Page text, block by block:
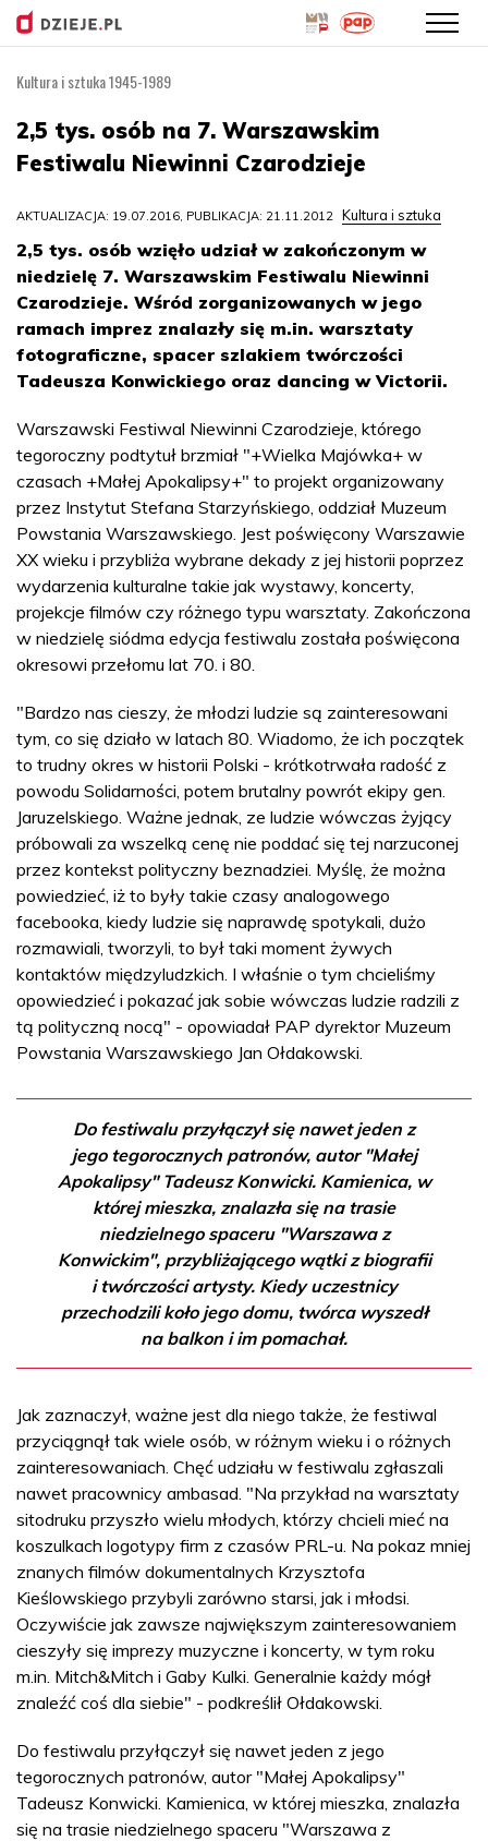
treści
Kultura i sztuka 1945-1989
2,5 tys. osób na 7. Warszawskim
Festiwalu Niewinni Czarodzieje
AKTUALIZACJA: 19.07.2016, PUBLIKACJA: 21.11.2012 Kultura i sztuka
2,5 tys. osób wzięło udział w zakończonym w
niedzielę 7. Warszawskim Festiwalu Niewinni
Czarodzieje. Wśród zorganizowanych w jego
ramach imprez znalazły się m.in. warsztaty
fotograficzne, spacer szlakiem twórczości
Tadeusza Konwickiego oraz dancing w Victorii.
Warszawski Festiwal Niewinni Czarodzieje, którego
tegoroczny podtytuł brzmiał "+Wielka Majówka+ w
czasach +Małej Apokalipsy+" to projekt organizowany
przez Instytut Stefana Starzyńskiego, oddział Muzeum
Powstania Warszawskiego. Jest poświęcony Warszawie
XX wieku i przybliża wybrane dekady z jej historii poprzez
wydarzenia kulturalne takie jak wystawy, koncerty,
projekcje filmów czy różnego typu warsztaty. Zakończona
w niedzielę siódma edycja festiwalu została poświęcona
okresowi przełomu lat 70. i 80.
"Bardzo nas cieszy, że młodzi ludzie są zainteresowani
tym, co się działo w latach 80. Wiadomo, że ich początek
to trudny okres w historii Polski - krótkotrwała radość z
powodu Solidarności, potem brutalny powrót ekipy gen.
Jaruzelskiego. Ważne jednak, ze ludzie wówczas żyjący
próbowali za wszelką cenę nie poddać się tej narzuconej
przez kontekst polityczny beznadziei. Myślę, że można
powiedzieć, iż to były takie czasy analogowego
facebooka, kiedy ludzie się naprawdę spotykali, dużo
rozmawiali, tworzyli, to był taki moment żywych
kontaktów międzyludzkich. I właśnie o tym chcieliśmy
opowiedzieć i pokazać jak sobie wówczas ludzie radzili z
tą polityczną nocą" - opowiadał PAP dyrektor Muzeum
Powstania Warszawskiego Jan Ołdakowski.
Do festiwalu przyłączył się nawet jeden z
jego tegorocznych patronów, autor "Małej
Apokalipsy" Tadeusz Konwicki. Kamienica, w
której mieszka, znalazła się na trasie
niedzielnego spaceru "Warszawa z
Konwickim", przybliżającego wątki z biografii
i twórczości artysty. Kiedy uczestnicy
przechodzili koło jego domu, twórca wyszedł
na balkon i im pomachał.
Jak zaznaczył, ważne jest dla niego także, że festiwal
przyciągnął tak wiele osób, w różnym wieku i o różnych
zainteresowaniach. Chęć udziału w festiwalu zgłaszali
nawet pracownicy ambasad. "Na przykład na warsztaty
sitodruku przyszło wielu młodych, którzy chcieli mieć na
koszulkach logotypy firm z czasów PRL-u. Na pokaz mniej
znanych filmów dokumentalnych Krzysztofa
Kieślowskiego przybyli zarówno starsi, jak i młodsi.
Oczywiście jak zawsze największym zainteresowaniem
cieszyły się imprezy muzyczne i koncerty, w tym roku
m.in. Mitch&Mitch i Gaby Kulki. Generalnie każdy mógł
znaleźć coś dla siebie" - podkreślił Ołdakowski.
Do festiwalu przyłączył się nawet jeden z jego
tegorocznych patronów, autor "Małej Apokalipsy"
Tadeusz Konwicki. Kamienica, w której mieszka, znalazła
się na trasie niedzielnego spaceru "Warszawa z